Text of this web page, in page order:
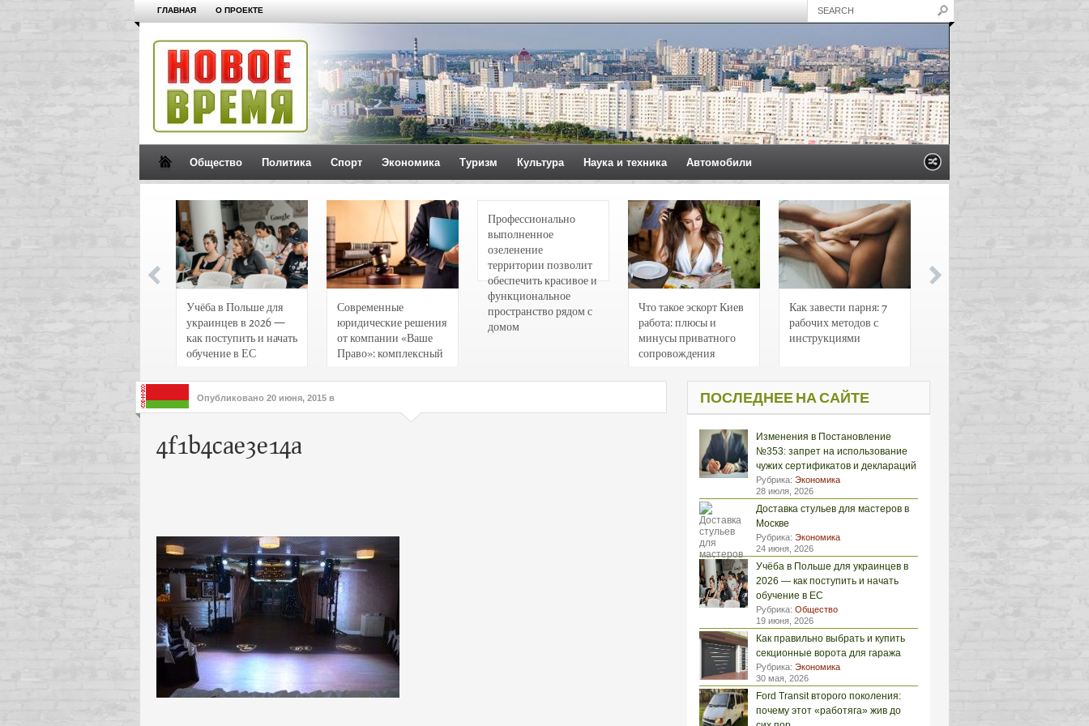
ГЛАВНАЯ О ПРОЕКТЕ
Общество Политика Спорт Экономика Туризм Культура Наука и техника Автомобили
Учёба в Польше для
украинцев в 2026 —
как поступить и начать
обучение в ЕС
Современные
юридические решения
от компании «Ваше
Право»: комплексный
интересов клиентов
Профессионально
выполненное
озеленение
территории позволит
обеспечить красивое и
функциональное
пространство рядом с
домом
Что такое эскорт Киев
работа: плюсы и
минусы приватного
сопровождения
Как завести парня: 7
рабочих методов с
инструкциями
Опубликовано 20 июня, 2015 в
4f1b4cae3e14a
ПОСЛЕДНЕЕ НА САЙТЕ
Изменения в Постановление
№353: запрет на использование
чужих сертификатов и деклараций
Рубрика: Экономика
28 июля, 2026
Доставка стульев для мастеров в
Москве
Рубрика: Экономика
24 июня, 2026
Учёба в Польше для украинцев в
2026 — как поступить и начать
обучение в ЕС
Рубрика: Общество
19 июня, 2026
Как правильно выбрать и купить
секционные ворота для гаража
Рубрика: Экономика
30 мая, 2026
Ford Transit второго поколения:
почему этот «работяга» жив до